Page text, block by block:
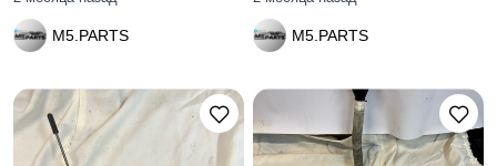
M5.PARTS M5.PARTS